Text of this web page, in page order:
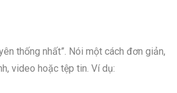
thống nhất”. Nói một cách đơn giản,
video hoặc tệp tin. Ví dụ: